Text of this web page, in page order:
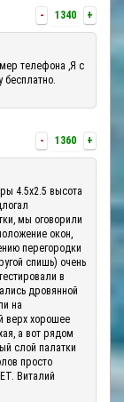
- 1340 +
телефона ,Я с
бесплатно.
- 1360 +
4.5х2.5 высота
мы оговорили
окон,
перегородки
спишь) очень
в
дровянной
на
верх хорошее
а вот рядом
слой палатки
просто
Виталий